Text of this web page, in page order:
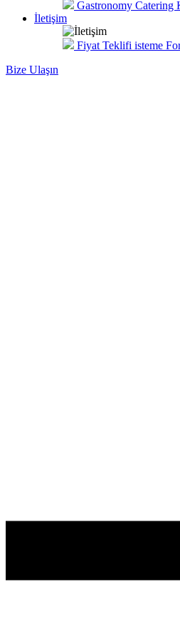
Gastronomy Catering
İletişim
Fiyat Teklifi isteme
Bize Ulaşın